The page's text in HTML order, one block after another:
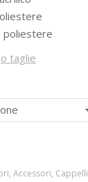
poliestere
taglie
, Accessori, Cappelli